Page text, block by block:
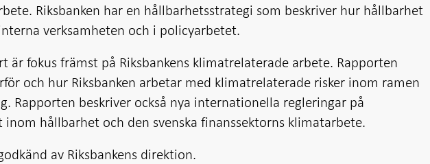
Riksbanken har en hållbarhetsstrategi som beskriver hur hållbarhet
verksamheten och i policyarbetet.
är fokus främst på Riksbankens klimatrelaterade arbete. Rapporten
och hur Riksbanken arbetar med klimatrelaterade risker inom ramen
Rapporten beskriver också nya internationella regleringar på
hållbarhet och den svenska finanssektorns klimatarbete.
av Riksbankens direktion.